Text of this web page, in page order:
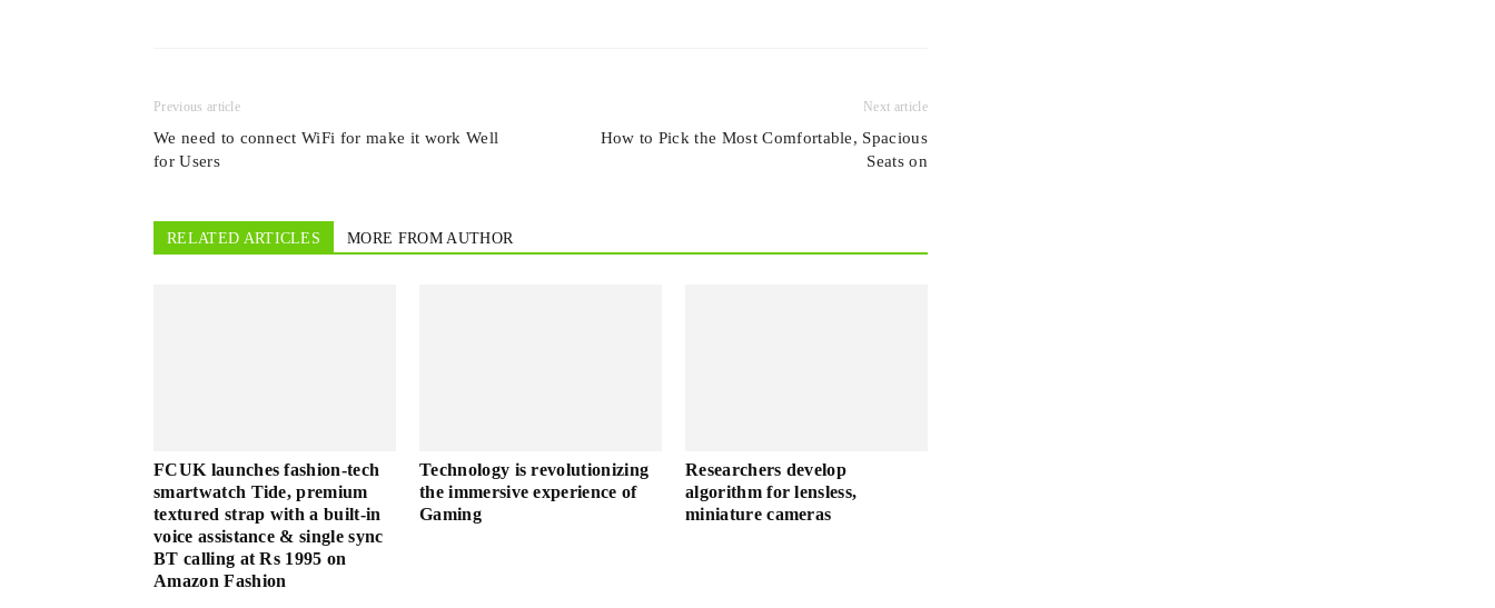
Previous article
We need to connect WiFi for make it work Well
for Users
Next article
How to Pick the Most Comfortable, Spacious
Seats on
RELATED ARTICLES MORE FROM AUTHOR
FCUK launches fashion-tech
smartwatch Tide, premium
textured strap with a built-in
voice assistance & single sync
BT calling at Rs 1995 on
Amazon Fashion
Technology is revolutionizing
the immersive experience of
Gaming
Researchers develop
algorithm for lensless,
miniature cameras